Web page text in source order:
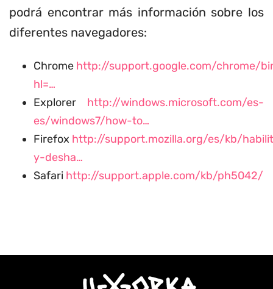
podrá encontrar más información sobre los
diferentes navegadores:
Chrome http://support.google.com/chrome/
hl=…
Explorer http://windows.microsoft.com/es-
es/windows7/how-to…
Firefox http://support.mozilla.org/es/kb/
y-desha…
Safari http://support.apple.com/kb/ph5042/